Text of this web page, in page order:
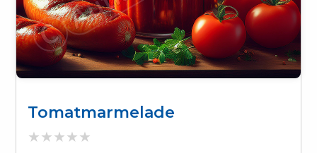
Tomatmarmelade